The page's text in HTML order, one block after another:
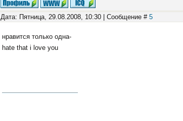
Дата: Пятница, 29.08.2008, 10:30 | Сообщение # 5
нравится только одна-
hate that i love you